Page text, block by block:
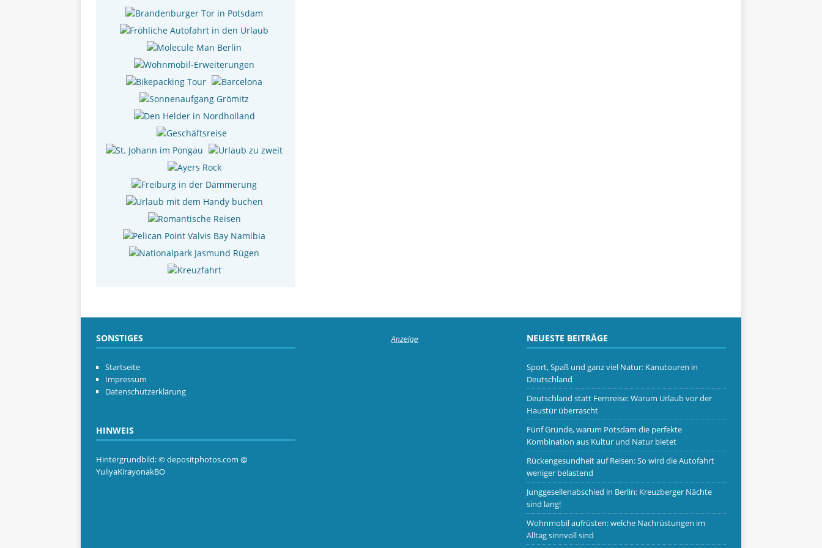
SONSTIGES
Startseite
Impressum
Datenschutzerklärung
HINWEIS
Hintergrundbild: © depositphotos.com @
YuliyaKirayonakBO
NEUESTE BEITRÄGE
Sport, Spaß und ganz viel Natur: Kanutouren in
Deutschland
Deutschland statt Fernreise: Warum Urlaub vor der
Haustür überrascht
Fünf Gründe, warum Potsdam die perfekte
Kombination aus Kultur und Natur bietet
Rückengesundheit auf Reisen: So wird die Autofahrt
weniger belastend
Junggesellenabschied in Berlin: Kreuzberger Nächte
sind lang!
Wohnmobil aufrüsten: welche Nachrüstungen im
Alltag sinnvoll sind